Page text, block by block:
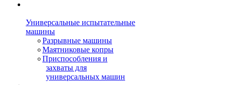
Универсальные испытательные
машины
Разрывные машины
Маятниковые копры
Приспособления и
захваты для
универсальных машин